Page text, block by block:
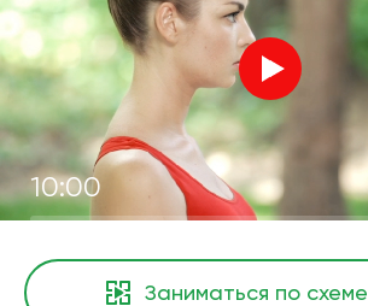
10:00
Заниматься по схеме